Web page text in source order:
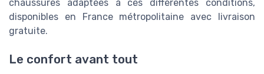
chaussures adaptées à ces différentes conditions,
disponibles en France métropolitaine avec livraison
gratuite.
Le confort avant tout